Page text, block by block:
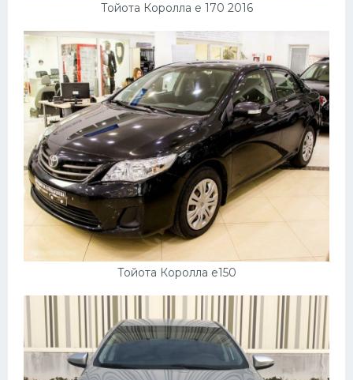
Тойота Королла е 170 2016
Тойота Королла e150